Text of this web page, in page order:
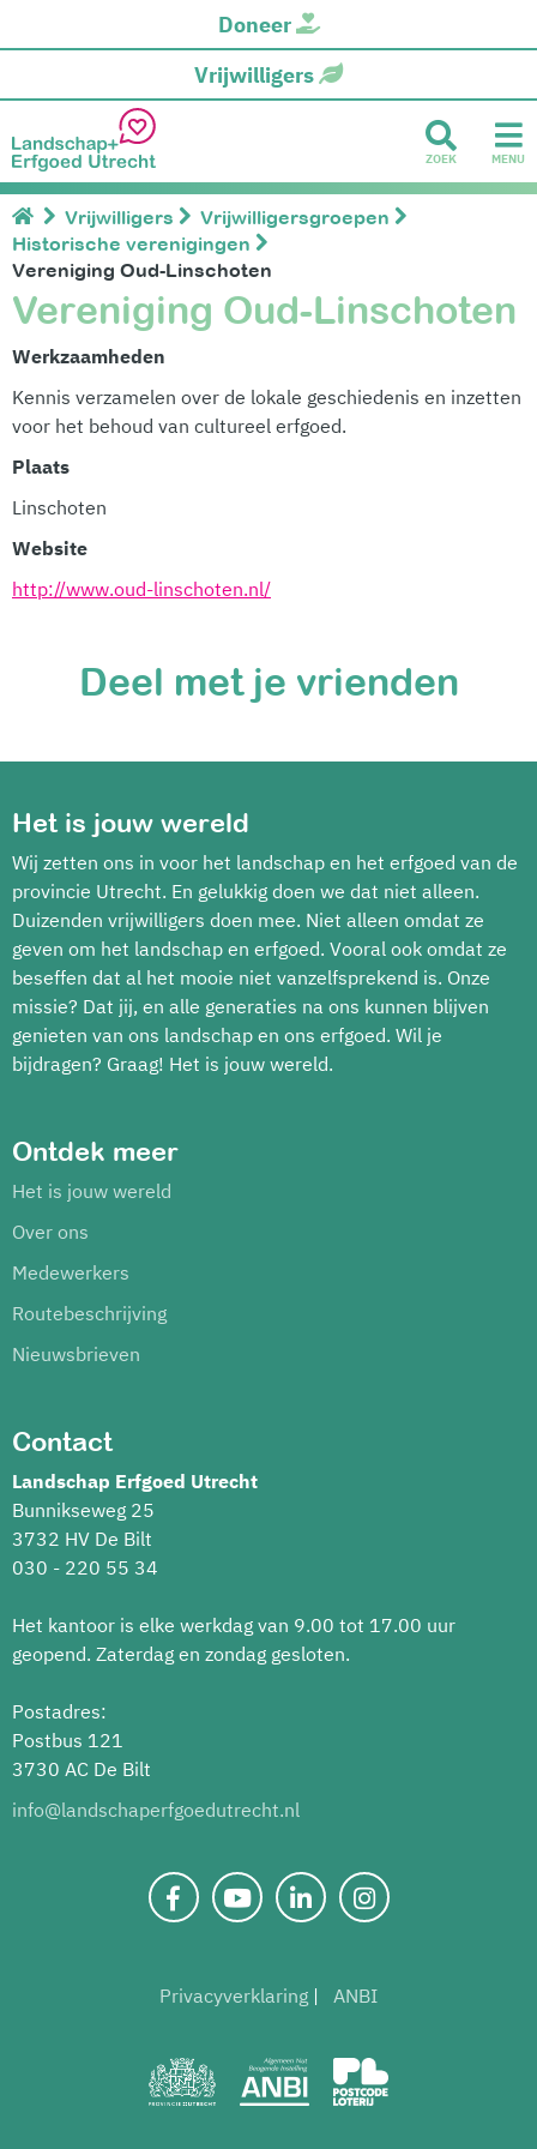
Doneer
Vrijwilligers
ZOEK MENU
Vrijwilligers
Vrijwilligersgroepen
Historische verenigingen
Vereniging Oud-Linschoten
Vereniging Oud-Linschoten
Werkzaamheden
Kennis verzamelen over de lokale geschiedenis en inzetten
voor het behoud van cultureel erfgoed.
Plaats
Linschoten
Website
http://www.oud-linschoten.nl/
Deel met je vrienden
Het is jouw wereld
Wij zetten ons in voor het landschap en het erfgoed van de
provincie Utrecht. En gelukkig doen we dat niet alleen.
Duizenden vrijwilligers doen mee. Niet alleen omdat ze
geven om het landschap en erfgoed. Vooral ook omdat ze
beseffen dat al het mooie niet vanzelfsprekend is. Onze
missie? Dat jij, en alle generaties na ons kunnen blijven
genieten van ons landschap en ons erfgoed. Wil je
bijdragen? Graag! Het is jouw wereld.
Ontdek meer
Het is jouw wereld
Over ons
Medewerkers
Routebeschrijving
Nieuwsbrieven
Contact
Landschap Erfgoed Utrecht
Bunnikseweg 25
3732 HV De Bilt
030 - 220 55 34
Het kantoor is elke werkdag van 9.00 tot 17.00 uur
geopend. Zaterdag en zondag gesloten.
Postadres:
Postbus 121
3730 AC De Bilt
info@landschaperfgoedutrecht.nl
Privacyverklaring ANBI